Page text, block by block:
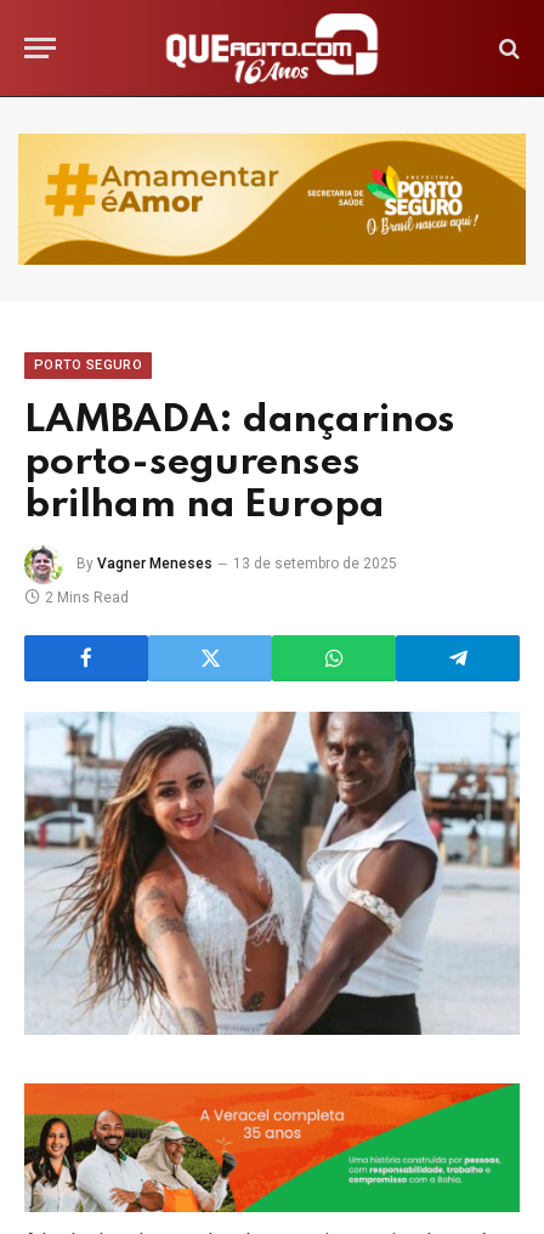
PORTO SEGURO
LAMBADA: dançarinos
porto-segurenses
brilham na Europa
By Vagner Meneses
13 de setembro de 2025
2 Mins Read